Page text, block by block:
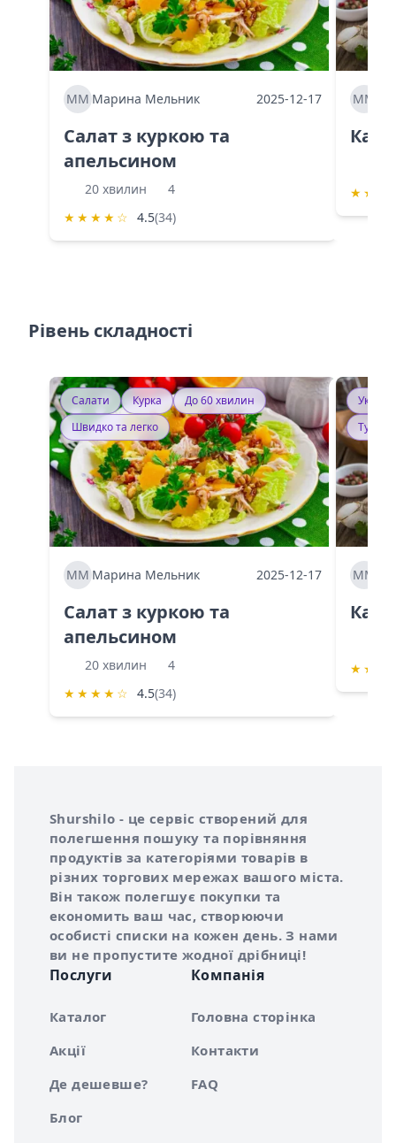
ММ Марина Мельник 2025-12-17
Салат з куркою та
апельсином
20 хвилин
4
★ ★ ★ ★ ☆ 4.5(34)
ММ
★ ★
Рівень складності
Салати Курка
До 60 хвилин
Швидко та легко
ММ Марина Мельник 2025-12-17
Салат з куркою та
апельсином
20 хвилин
4
★ ★ ★ ★ ☆ 4.5(34)
ММ
★ ★
Про сервіс Shurshilo
Shurshilo - це сервіс створений для
полегшення пошуку та порівняння
продуктів за категоріями товарів в
різних торгових мережах вашого міста.
Він також полегшує покупки та
економить ваш час, створюючи
особисті списки на кожен день. З нами
ви не пропустите жодної дрібниці!
Послуги
Каталог
Акції
Де дешевше?
Блог
Компанія
Головна сторінка
Контакти
FAQ